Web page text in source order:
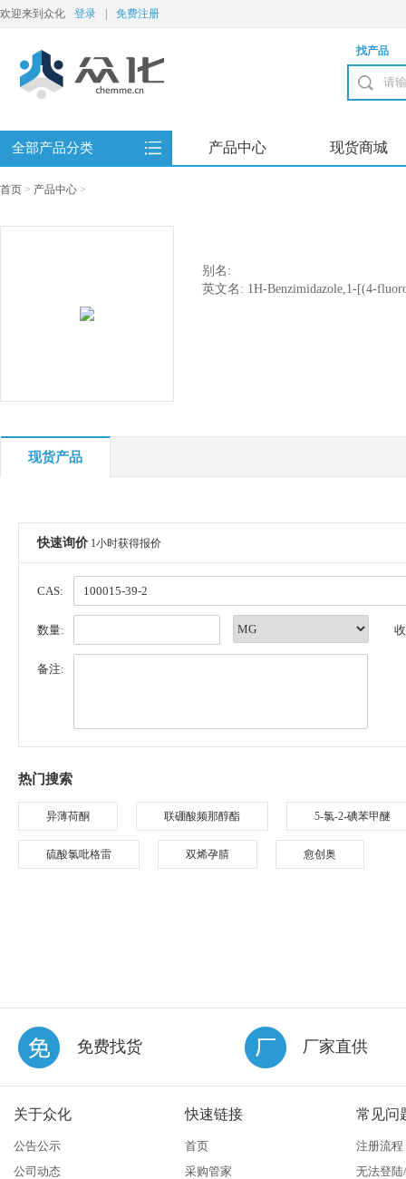
欢迎来到众化 登录 免费注册
找产品
全部产品分类 产品中心 现货商城
首页 > 产品中心 >
别名:
英文名: 1H-Benzimidazole,1-[(4-
现货产品
快速询价 1小时获得报价
CAS:
数量:
备注:
热门搜索
异薄荷酮 联硼酸频那醇酯 5-氯-2-碘苯甲醚
硫酸氯吡格雷 双烯孕腈 愈创奥
免费找货 厂家直供
关于众化
公告公示
公司动态
快速链接
首页
采购管家
常见问
注册流程
无法登